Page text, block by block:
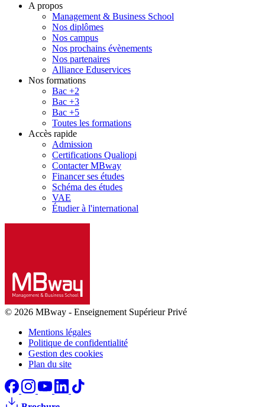
A propos
Management & Business School
Nos diplômes
Nos campus
Nos prochains évènements
Nos partenaires
Alliance Eduservices
Nos formations
Bac +2
Bac +3
Bac +5
Toutes les formations
Accès rapide
Admission
Certifications Qualiopi
Contacter MBway
Financer ses études
Schéma des études
VAE
Étudier à l'international
© 2026 MBway - Enseignement Supérieur Privé
Mentions légales
Politique de confidentialité
Gestion des cookies
Plan du site